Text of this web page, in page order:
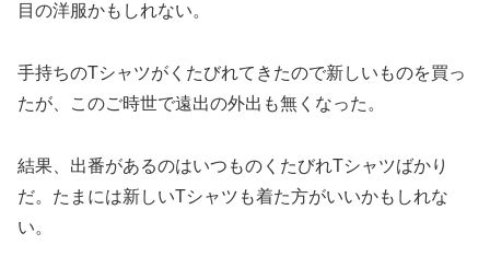
目の洋服かもしれない。
手持ちのTシャツがくたびれてきたので新しいものを買っ
たが、このご時世で遠出の外出も無くなった。
結果、出番があるのはいつものくたびれTシャツばかり
だ。たまには新しいTシャツも着た方がいいかもしれな
い。